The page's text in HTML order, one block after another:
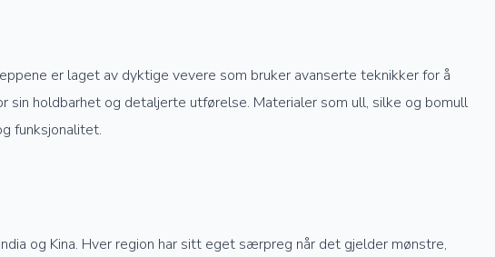
er laget av dyktige vevere som bruker avanserte teknikker for å
holdbarhet og detaljerte utførelse. Materialer som ull, silke og bomull
funksjonalitet.
og Kina. Hver region har sitt eget særpreg når det gjelder mønstre,